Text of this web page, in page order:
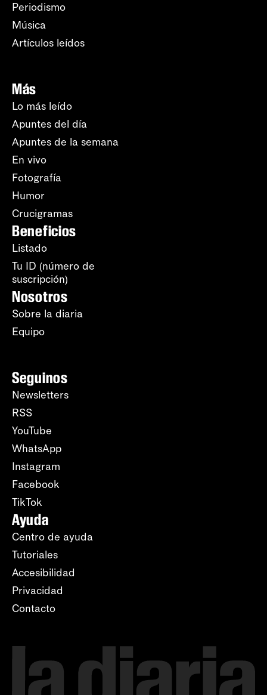
Periodismo
Música
Artículos leídos
Más
Lo más leído
Apuntes del día
Apuntes de la semana
En vivo
Fotografía
Humor
Crucigramas
Beneficios
Listado
Tu ID (número de
suscripción)
Nosotros
Sobre la diaria
Equipo
Seguinos
Newsletters
RSS
YouTube
WhatsApp
Instagram
Facebook
TikTok
Ayuda
Centro de ayuda
Tutoriales
Accesibilidad
Privacidad
Contacto